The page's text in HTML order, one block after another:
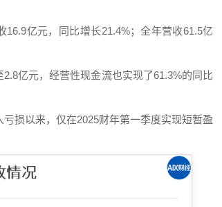
亿元，同比增长21.4%；全年营收61.5亿
亿元，经营性现金流也实现了61.3%的同比
损以来，仅在2025财年第一季度实现短暂盈